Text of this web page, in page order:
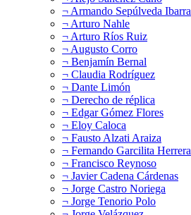
¬ Armando Sepúlveda Ibarra
¬ Arturo Nahle
¬ Arturo Ríos Ruiz
¬ Augusto Corro
¬ Benjamín Bernal
¬ Claudia Rodríguez
¬ Dante Limón
¬ Derecho de réplica
¬ Edgar Gómez Flores
¬ Eloy Caloca
¬ Fausto Alzati Araiza
¬ Fernando Garcilita Herrera
¬ Francisco Reynoso
¬ Javier Cadena Cárdenas
¬ Jorge Castro Noriega
¬ Jorge Tenorio Polo